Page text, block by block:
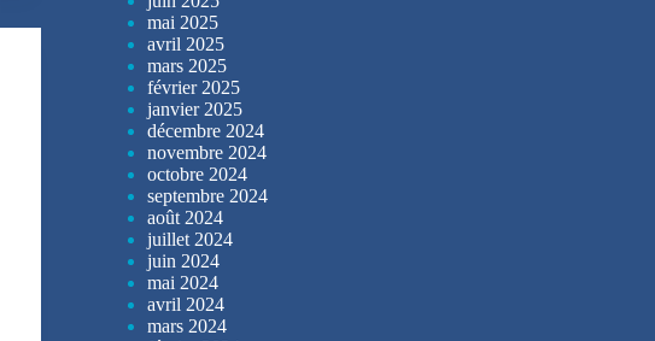
mai 2025
avril 2025
mars 2025
février 2025
janvier 2025
décembre 2024
novembre 2024
octobre 2024
septembre 2024
août 2024
juillet 2024
juin 2024
mai 2024
avril 2024
mars 2024